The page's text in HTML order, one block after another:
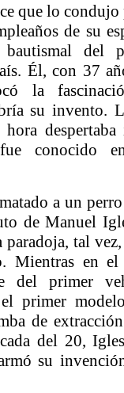
que lo
de su
del
Él, con 37
la
su invento.
conocido
a un
de Manuel
tal
Mientras en el
del primer
primer
de
del 20,
su